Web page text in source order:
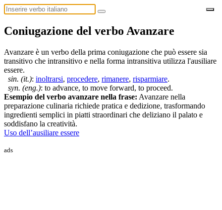
Coniugazione del verbo Avanzare
Avanzare è un verbo della prima coniugazione che può essere sia
transitivo che intransitivo e nella forma intransitiva utilizza l'ausiliare
essere.
sin. (it.): inoltrarsi, procedere, rimanere, risparmiare.
syn. (eng.): to advance, to move forward, to proceed.
Esempio del verbo avanzare nella frase: Avanzare nella
preparazione culinaria richiede pratica e dedizione, trasformando
ingredienti semplici in piatti straordinari che deliziano il palato e
soddisfano la creatività.
Uso dell’ausiliare essere
ads